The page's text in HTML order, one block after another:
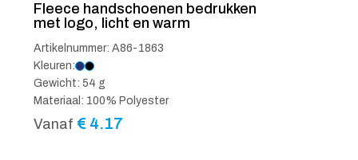
Fleece handschoenen bedrukken
met logo, licht en warm
Artikelnummer: A86-1863
Kleuren:
Gewicht: 54 g
Materiaal: 100% Polyester
Vanaf € 4.17